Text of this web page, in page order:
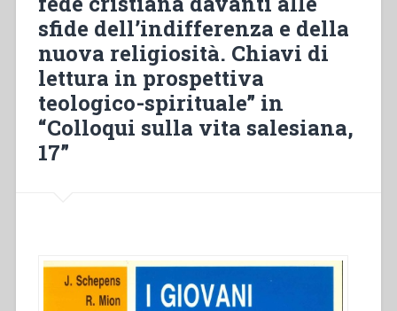
“Colloqui
sulla
vita
salesiana,
17””
sfide dell’indifferenza e della
nuova religiosità. Chiavi di
lettura in prospettiva
teologico-spirituale” in
“Colloqui sulla vita salesiana,
17”